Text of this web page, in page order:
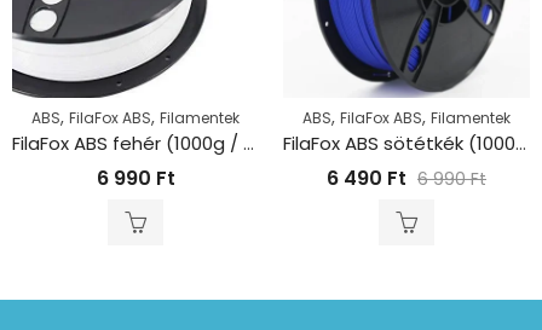
ABS, FilaFox ABS, Filamentek
FilaFox ABS fehér (1000g / 1,75mm)
6 990 Ft
ABS, FilaFox ABS, Filamentek
FilaFox ABS sötétkék (1000g / 1,75mm)
6 490 Ft 6 990Ft